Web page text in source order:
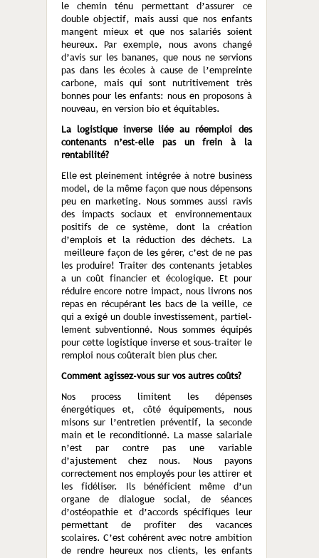
le chemin ténu permettant d’assurer ce
double objectif, mais aussi que nos enfants
mangent mieux et que nos salariés soient
heureux. Par exemple, nous avons changé
d’avis sur les bananes, que nous ne servions
pas dans les écoles à cause de l’empreinte
carbone, mais qui sont nutritivement très
bonnes pour les enfants: nous en proposons à
nouveau, en version bio et équitables.
La logistique inverse liée au réemploi des
contenants n’est-elle pas un frein à la
rentabilité?
Elle est pleinement intégrée à notre business
model, de la même façon que nous dépensons
peu en marketing. Nous sommes aussi ravis
des impacts sociaux et environnementaux
positifs de ce système, dont la création
d’emplois et la réduction des déchets. La
meilleure façon de les gérer, c’est de ne pas
les produire! Traiter des contenants jetables
a un coût financier et écologique. Et pour
réduire encore notre impact, nous livrons nos
repas en récupérant les bacs de la veille, ce
qui a exigé un double investissement, partiel­
lement subventionné. Nous sommes équipés
pour cette logistique inverse et sous-traiter le
remploi nous coûterait bien plus cher.
Comment agissez-vous sur vos autres coûts?
Nos process limitent les dépenses
énergétiques et, côté équipements, nous
misons sur l’en­tretien préventif, la seconde
main et le recon­ditionné. La masse salariale
n’est par contre pas une variable
d’ajustement chez nous. Nous payons
correctement nos employés pour les attirer et
les fidéliser. Ils bénéficient même d’un
organe de dialogue social, de séances
d’ostéopathie et d’accords spécifiques leur
per­mettant de profiter des vacances
scolaires. C’est cohérent avec notre ambition
de rendre heureux nos clients, les enfants